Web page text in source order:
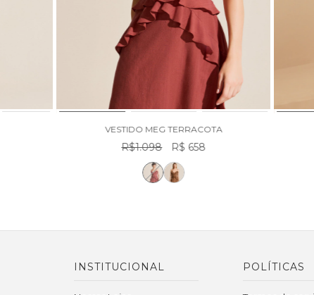
VESTIDO MEG TERRACOTA
R$1.098 R$ 658
INSTITUCIONAL POLÍTICAS